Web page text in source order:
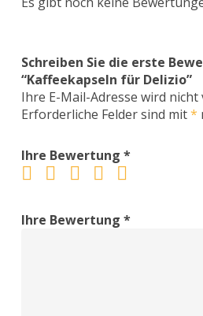
Schreiben Sie die erste
“Kaffeekapseln für Delizio”
Ihre E-Mail-Adresse wird
Erforderliche Felder sind mit*
Ihre Bewertung *
Ihre Bewertung *